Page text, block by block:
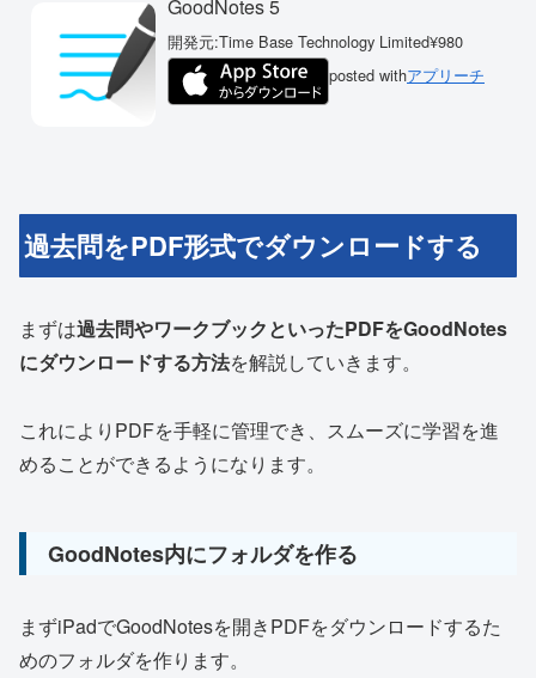
GoodNotes 5
開発元:Time Base Technology Limited¥980
posted withアプリーチ
過去問をPDF形式でダウンロードする
まずは過去問やワークブックといったPDFをGoodNotes
にダウンロードする方法を解説していきます。
これによりPDFを手軽に管理でき、スムーズに学習を進
めることができるようになります。
GoodNotes内にフォルダを作る
まずiPadでGoodNotesを開きPDFをダウンロードするた
めのフォルダを作ります。